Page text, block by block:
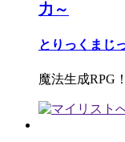
力～
とりっくまじ
魔法生成RPG